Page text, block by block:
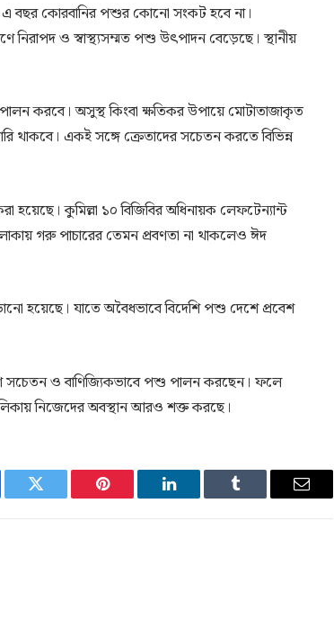
এ বছর কোরবানির পশুর কোনো সংকট হবে না।
নিরাপদ ও স্বাস্থ্যসম্মত পশু উৎপাদন বেড়েছে। স্থানীয়
করবে। অসুস্থ কিংবা ক্ষতিকর উপায়ে মোটাতাজাকৃত
থাকবে। একই সঙ্গে ক্রেতাদের সচেতন করতে বিভিন্ন
কুমিল্লা ১০ বিজিবির অধিনায়ক লেফটেন্যান্ট
গরু পাচারের তেমন প্রবণতা না থাকলেও ঈদ
হয়েছে। যাতে অবৈধভাবে বিদেশি পশু দেশে প্রবেশ
সচেতন ও বাণিজ্যিকভাবে পশু পালন করছেন। ফলে
নিজেদের অবস্থান আরও শক্ত করছে।
Twitter Pinterest LinkedIn Tumblr Email